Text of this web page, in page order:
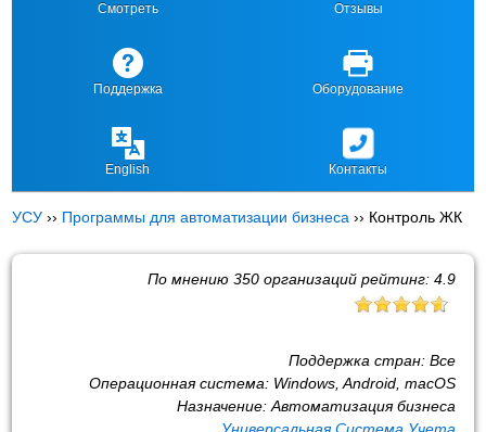
Смотреть Отзывы
Поддержка Оборудование
English Контакты
УСУ ›› Программы для автоматизации бизнеса ›› Контроль ЖК
По мнению 350организаций рейтинг: 4.9
Поддержка стран: Все
Операционная система: Windows, Android, macOS
Назначение: Автоматизация бизнеса
Универсальная Система Учета